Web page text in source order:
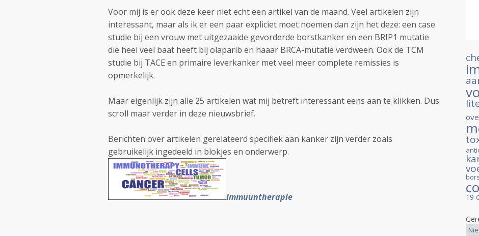
Voor mij is er ook deze keer niet echt een artikel van de maand. Veel artikelen zijn
interessant, maar als ik er een paar expliciet moet noemen dan zijn het deze: een case
studie bij een vrouw met uitgezaaide gevorderde borstkanker en een BRIP1 mutatie
die heel veel baat heeft bij olaparib en haaar BRCA-mutatie verdween. Ook de TCM
studie bij TACE en primaire leverkanker met veel meer complete remissies is
opmerkelijk.
Maar eigenlijk zijn alle 25 artikelen wat mij betreft interessant eens aan te klikken. Dus
scroll maar verder in deze nieuwsbrief.
Berichten over artikelen gerelateerd specifiek aan kanker zijn verder zoals
gebruikelijk ingedeeld in blokjes en onderwerp.
Immuuntherapie 19